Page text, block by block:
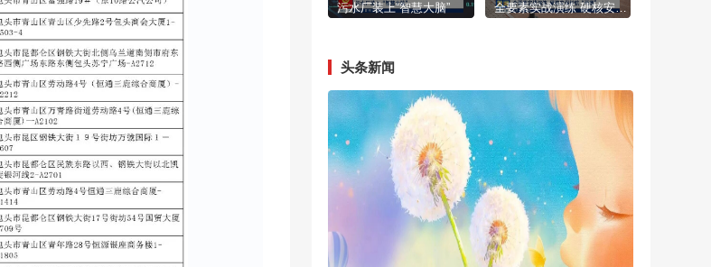
污水厂装上“智慧大脑” 全要素实战演练 硬核安保护航“两赛”
头条新闻